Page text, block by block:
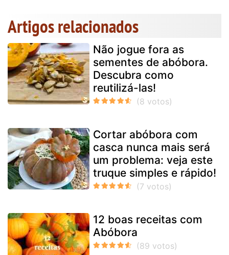
Artigos relacionados
Não jogue fora as
sementes de abóbora.
Descubra como
reutilizá-las!
Cortar abóbora com
casca nunca mais será
um problema: veja este
truque simples e rápido!
12 boas receitas com
Abóbora